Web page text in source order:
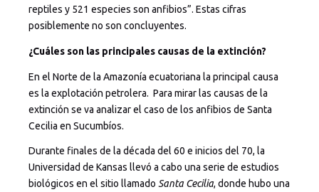
reptiles y 521 especies son anfibios”. Estas cifras
posiblemente no son concluyentes.
¿Cuáles son las principales causas de la extinción?
En el Norte de la Amazonía ecuatoriana la principal causa
es la explotación petrolera. Para mirar las causas de la
extinción se va analizar el caso de los anfibios de Santa
Cecilia en Sucumbíos.
Durante finales de la década del 60 e inicios del 70, la
Universidad de Kansas llevó a cabo una serie de estudios
biológicos en el sitio llamado Santa Cecilia, donde hubo una